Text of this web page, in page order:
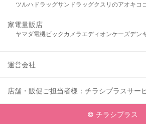
ツルハドラッグサンドラッグクスリのアオキ コ
家電量販店
ヤマダ電機ビックカメラ エディオンケーズデン
運営会社
店舗・販促ご担当者様：チラシプラスサー
© チラシプラス